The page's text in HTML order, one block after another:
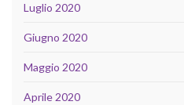
Luglio 2020
Giugno 2020
Maggio 2020
Aprile 2020